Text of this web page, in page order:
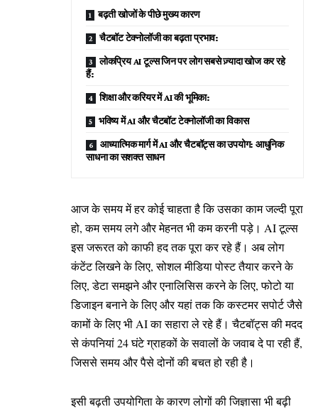
बढ़ती खोजों के पीछे मुख्य कारण
चैटबॉट टेक्नोलॉजी का बढ़ता प्रभाव:
लोकप्रिय AI टूल्स जिन पर लोग सबसे ज़्यादा खोज कर रहे
हैं:
शिक्षा और करियर में AI की भूमिका:
भविष्य में AI और चैटबॉट टेक्नोलॉजी का विकास
आध्यात्मिक मार्ग में AI और चैटबॉट्स का उपयोग: आधुनिक
साधना का सशक्त साधन
आज के समय में हर कोई चाहता है कि उसका काम जल्दी पूरा
हो, कम समय लगे और मेहनत भी कम करनी पड़े। AI टूल्स
इस जरूरत को काफी हद तक पूरा कर रहे हैं। अब लोग
कंटेंट लिखने के लिए, सोशल मीडिया पोस्ट तैयार करने के
लिए, डेटा समझने और एनालिसिस करने के लिए, फोटो या
डिजाइन बनाने के लिए और यहां तक कि कस्टमर सपोर्ट जैसे
कामों के लिए भी AI का सहारा ले रहे हैं। चैटबॉट्स की मदद
से कंपनियां 24 घंटे ग्राहकों के सवालों के जवाब दे पा रही हैं,
जिससे समय और पैसे दोनों की बचत हो रही है।
इसी बढ़ती उपयोगिता के कारण लोगों की जिज्ञासा भी बढ़ी